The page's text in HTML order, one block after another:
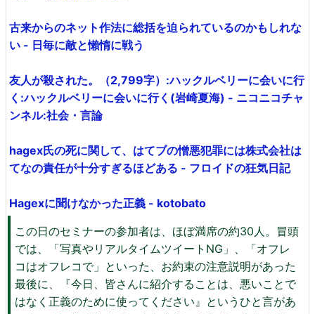
古来からのネット作法に総括を迫られているのかもしれな
い - 日毎に敵と懶惰に戦う
友人が殺された。（2,799字）:ハックルベリーに会いに行
く:ハックルベリーに会いに行く(岩崎夏海) - ニコニコチャ
ンネル:社会・言論
hagex氏の死に関して、はてブの憎悪犯罪には株式会社は
てなの責任が十分すぎるほどある - フロイドの狂気日記
Hagexに聞けなかった正義 - kotobato
この日のセミナーの参加者は、ほぼ満席の約30人。冒頭
では、「写真やリアルタイムツイートNG」、「オフレ
コはオフレコで」といった、お約束の注意説明があった
最後に、『今日、皆さんに紹介することは、悪いことで
はなく正義のために使ってください』というひと言があ